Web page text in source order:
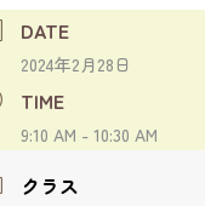
DATE
2024年2月28日
TIME
9:10 AM - 10:30 AM
クラス